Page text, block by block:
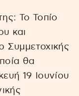
Το Τοπίο
και
Συμμετοχικής
θα
19 Ιουνίου